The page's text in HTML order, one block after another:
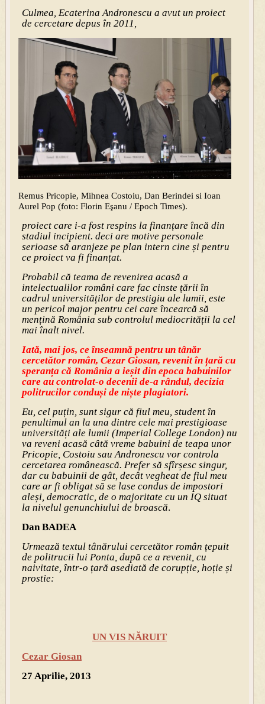
Culmea, Ecaterina Andronescu a avut un proiect
de cercetare depus în 2011,
Remus Pricopie, Mihnea Costoiu, Dan Berindei si Ioan
Aurel Pop (foto: Florin Eşanu / Epoch Times).
proiect care i-a fost respins la finanțare încă din
stadiul incipient. deci are motive personale
serioase să aranjeze pe plan intern cine și pentru
ce proiect va fi finanțat.
Probabil că teama de revenirea acasă a
intelectualilor români care fac cinste țării în
cadrul universităților de prestigiu ale lumii, este
un pericol major pentru cei care încearcă să
mențină România sub controlul mediocrității la cel
mai înalt nivel.
Iată, mai jos, ce înseamnă pentru un tânăr
cercetător român, Cezar Giosan, revenit în țară cu
speranța că România a ieșit din epoca babuinilor
care au controlat-o decenii de-a rândul, decizia
politrucilor conduși de niște plagiatori.
Eu, cel puțin, sunt sigur că fiul meu, student în
penultimul an la una dintre cele mai prestigioase
universități ale lumii (Imperial College London) nu
va reveni acasă câtă vreme babuini de teapa unor
Pricopie, Costoiu sau Andronescu vor controla
cercetarea românească. Prefer să sfîrșesc singur,
dar cu babuinii de gât, decât vegheat de fiul meu
care ar fi obligat să se lase condus de impostori
aleși, democratic, de o majoritate cu un IQ situat
la nivelul genunchiului de broască.
Dan BADEA
Urmează textul tânărului cercetător român țepuit
de politrucii lui Ponta, după ce a revenit, cu
naivitate, într-o țară asediată de corupție, hoție și
prostie:
UN VIS NĂRUIT
Cezar Giosan
27 Aprilie, 2013